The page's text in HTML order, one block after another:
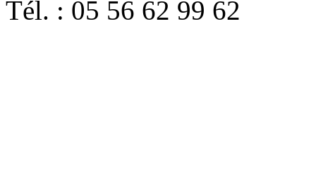
Tél. : 05 56 62 99 62